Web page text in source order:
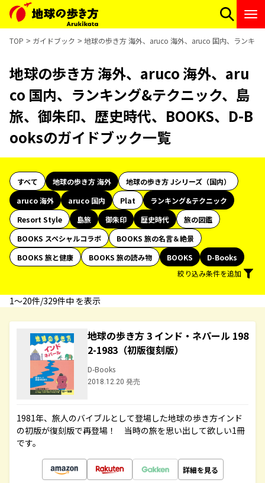
TOP ガイドブック 地球の歩き方 海外、aruco 海外、aruco 国内、ランキ
地球の歩き方 海外、aruco 海外、aru
co 国内、ランキング&テクニック、島
旅、御朱印、歴史時代、BOOKS、D-B
ooksのガイドブック一覧
すべて 地球の歩き方 海外
地球の歩き方 Jシリーズ（国内）
aruco 海外
aruco 国内 Plat
ランキング&テクニック
Resort Style
島旅 御朱印 歴史時代
旅の図鑑
BOOKS スペシャルコラボ
BOOKS 旅の名言＆絶景
BOOKS 旅と健康
BOOKS 旅の読み物 BOOKS
D-Books
絞り込み条件を追加
1〜20件/329件中 を表示
地球の歩き方 3 インド・ネパール 198
2-1983（初版復刻版）
D-Books
2018.12.20 発売
1981年、旅人のバイブルとして登場した地球の歩き方インド
の初版が復刻版で再登場！ 当時の旅を思い出して欲しい1冊
です。
詳細を見る